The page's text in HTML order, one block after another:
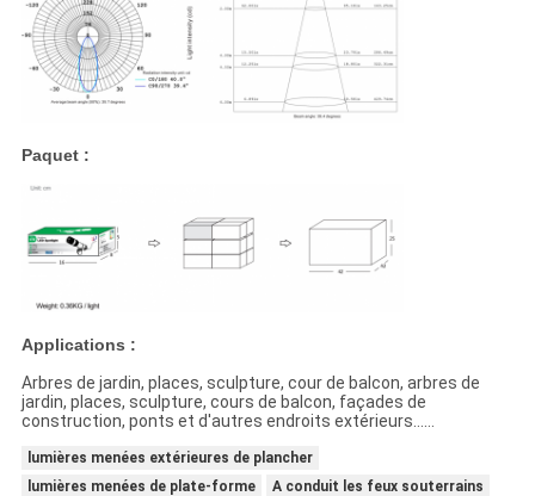
Paquet :
Applications :
Arbres de jardin, places, sculpture, cour de balcon, arbres de
jardin, places, sculpture, cours de balcon, façades de
construction, ponts et d'autres endroits extérieurs……
lumières menées extérieures de plancher
lumières menées de plate-forme
A conduit les feux souterrains